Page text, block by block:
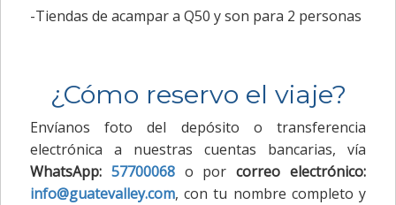
-Tiendas de acampar a Q50 y son para 2 personas
¿Cómo reservo el viaje?
Envíanos foto del depósito o transferencia
electrónica a nuestras cuentas bancarias, vía
WhatsApp: 57700068o porcorreo electrónico:
info@guatevalley.com, con tu nombre completo y